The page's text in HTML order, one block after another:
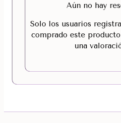
Aún no hay
Solo los usuarios
comprado este
una